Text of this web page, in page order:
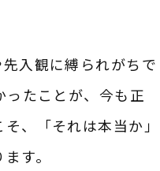
入観に縛られがちで
ったことが、今も正
、「それは本当か」
す。